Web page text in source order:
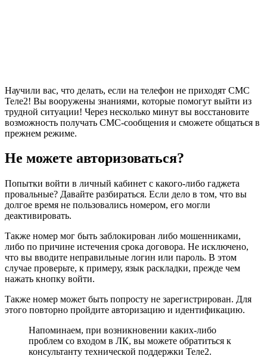
Научили вас, что делать, если на телефон не приходят СМС
Теле2! Вы вооружены знаниями, которые помогут выйти из
трудной ситуации! Через несколько минут вы восстановите
возможность получать СМС-сообщения и сможете общаться в
прежнем режиме.
Не можете авторизоваться?
Попытки войти в личный кабинет с какого-либо гаджета
провальные? Давайте разбираться. Если дело в том, что вы
долгое время не пользовались номером, его могли
деактивировать.
Также номер мог быть заблокирован либо мошенниками,
либо по причине истечения срока договора. Не исключено,
что вы вводите неправильные логин или пароль. В этом
случае проверьте, к примеру, язык раскладки, прежде чем
нажать кнопку войти.
Также номер может быть попросту не зарегистрирован. Для
этого повторно пройдите авторизацию и идентификацию.
Напоминаем, при возникновении каких-либо
проблем со входом в ЛК, вы можете обратиться к
консультанту технической поддержки Теле2.